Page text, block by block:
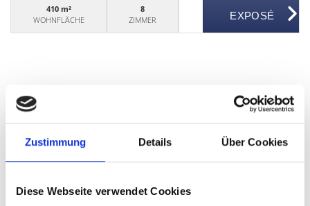
Zustimmung Details Über Cookies
Diese Webseite verwendet Cookies
410 m²
WOHNFLÄCHE
8
ZIMMER
Mühlhausen Garching Germering Dachau Nürnberg
München Krailling München / Trudering Erlangen Poing
Sauerlach / Grafing Taufkirchen Cadolzburg Ingolstadt
Oberding München-Lerchenau Planegg